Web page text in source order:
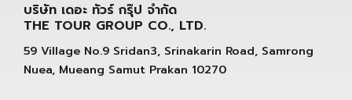
บริษัท เดอะ ทัวร์ กรุ๊ป จำกัด
THE TOUR GROUP CO., LTD.
59 Village No.9 Sridan3, Srinakarin Road, Samrong
Nuea, Mueang Samut Prakan 10270